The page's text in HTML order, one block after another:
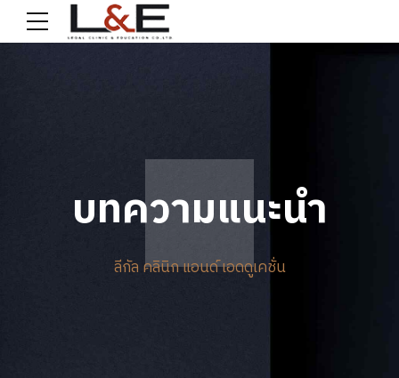
บทความแนะนำ
ลีกัล คลินิก แอนด์ เอดดูเคชั่น